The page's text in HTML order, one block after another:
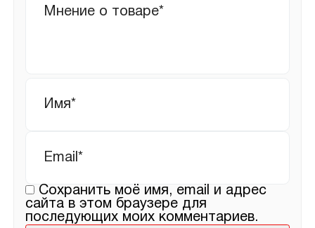
отзыв
Сохранить моё имя, email и адрес
сайта в этом браузере для
последующих моих комментариев.